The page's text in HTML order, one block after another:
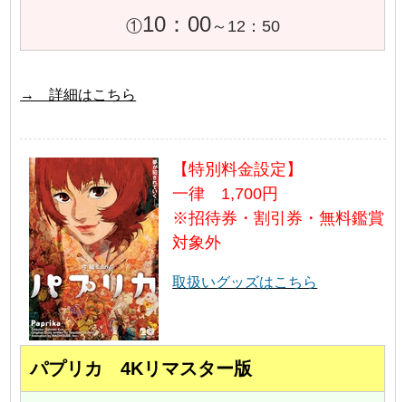
①10：00～12：50
→ 詳細はこちら
【特別料金設定】
一律 1,700円
※招待券・割引券・無料鑑賞
対象外
取扱いグッズはこちら
パプリカ 4Kリマスター版